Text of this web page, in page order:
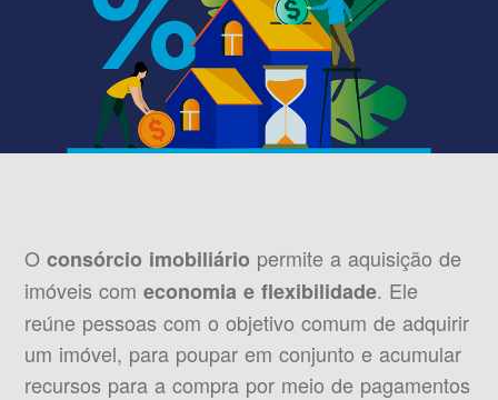
Oconsórcio imobiliário permite a aquisição de
imóveis comeconomia e flexibilidade. Ele
reúne pessoas com o objetivo comum de adquirir
um imóvel, para poupar em conjunto e acumular
recursos para a compra por meio de pagamentos